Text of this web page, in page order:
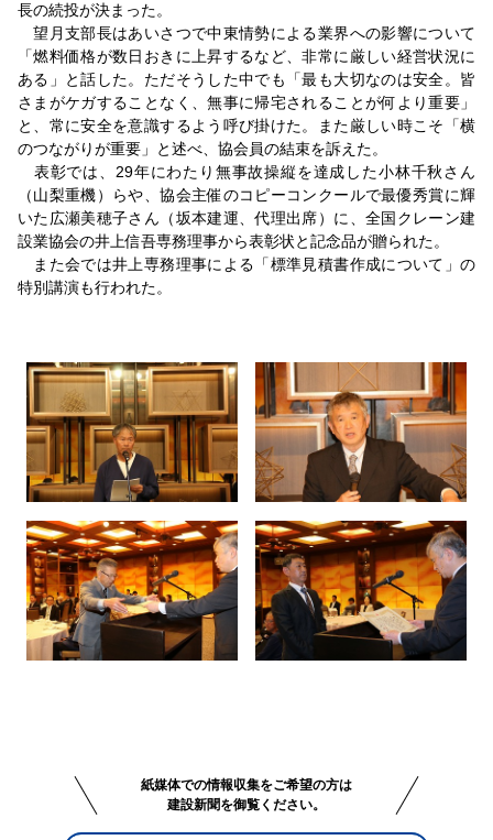
長の続投が決まった。
望月支部長はあいさつで中東情勢による業界への影響について
「燃料価格が数日おきに上昇するなど、非常に厳しい経営状況に
ある」と話した。ただそうした中でも「最も大切なのは安全。皆
さまがケガすることなく、無事に帰宅されることが何より重要」
と、常に安全を意識するよう呼び掛けた。また厳しい時こそ「横
のつながりが重要」と述べ、協会員の結束を訴えた。
表彰では、29年にわたり無事故操縦を達成した小林千秋さん
（山梨重機）らや、協会主催のコピーコンクールで最優秀賞に輝
いた広瀬美穂子さん（坂本建運、代理出席）に、全国クレーン建
設業協会の井上信吾専務理事から表彰状と記念品が贈られた。
また会では井上専務理事による「標準見積書作成について」の
特別講演も行われた。
紙媒体での情報収集をご希望の方は
建設新聞を御覧ください。